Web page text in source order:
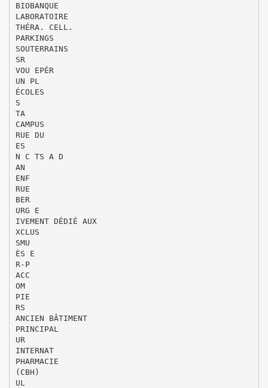
BIOBANQUE
LABORATOIRE
THÉRA. CELL.
PARKINGS
SOUTERRAINS
SR
VOU EPÉR
UN PL
ÉCOLES
S
TA
CAMPUS
RUE DU
ES
N C TS A D
AN
ENF
RUE
BER
URG E
IVEMENT DÉDIÉ AUX
XCLUS
SMU
ÈS E
R-P
ACC
OM
PIE
RS
ANCIEN BÂTIMENT
PRINCIPAL
UR
INTERNAT
PHARMACIE
(CBH)
UL